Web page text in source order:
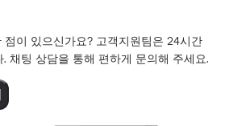
점이 있으신가요? 고객지원팀은 24시간
채팅 상담을 통해 편하게 문의해 주세요.